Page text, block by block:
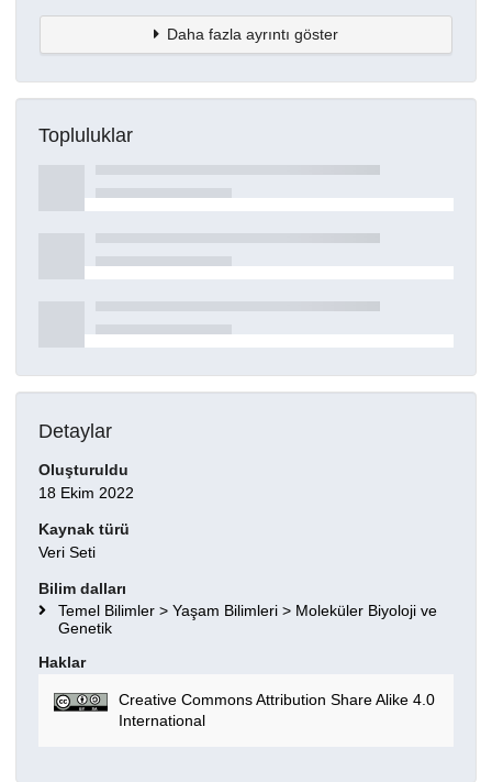
Daha fazla ayrıntı göster
Topluluklar
Detaylar
Oluşturuldu
18 Ekim 2022
Kaynak türü
Veri Seti
Bilim dalları
Temel Bilimler > Yaşam Bilimleri > Moleküler Biyoloji ve
Genetik
Haklar
Creative Commons Attribution Share Alike 4.0
International